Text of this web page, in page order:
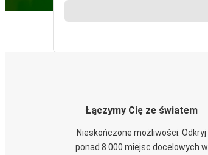
Łączymy Cię ze światem
Nieskończone możliwości. Odkryj
ponad 8 000 miejsc docelowych w